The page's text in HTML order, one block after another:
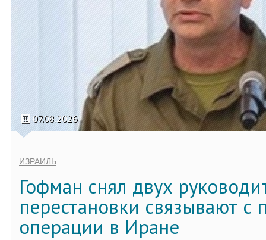
07.08.2026
ИЗРАИЛЬ
Гофман снял двух
перестановки связывают с
операции в Иране